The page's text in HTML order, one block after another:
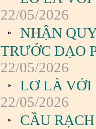
22/05/2026
NHẬN
TRƯỚC ĐẠO
22/05/2026
LƠ LÀ VỚI
22/05/2026
CẦU